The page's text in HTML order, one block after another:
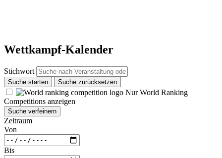
Wettkampf-Kalender
Stichwort
Suche starten Suche zurücksetzen
Nur World Ranking
Competitions anzeigen
Suche verfeinern
Zeitraum
Von
Bis